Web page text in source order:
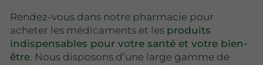
Rendez-vous dans notre pharmacie pour
acheter les médicaments et les produits
indispensables pour votre santé et votre bien-
être. Nous disposons d’une large gamme de